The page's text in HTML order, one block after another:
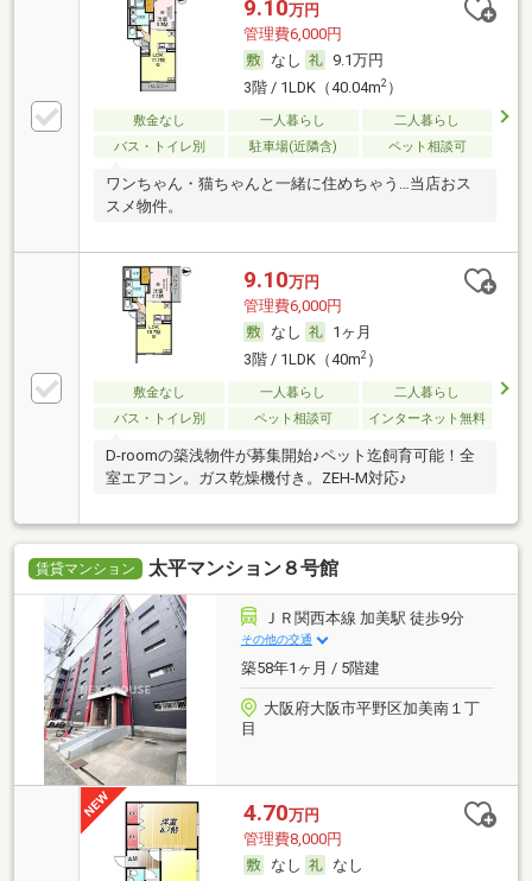
9.10万円
管理費6,000円
なし
9.1万円
3階 / 1LDK（40.04m2）
敷金なし 一人暮らし
二人暮らし
バス・トイレ別
駐車場(近隣含) ペット相談可
ワンちゃん・猫ちゃんと一緒に住めちゃう…当店おス
スメ物件。
9.10万円
管理費6,000円
なし
1ヶ月
3階 / 1LDK（40m2）
敷金なし 一人暮らし
二人暮らし
バス・トイレ別
ペット相談可 インターネット無料
D-roomの築浅物件が募集開始♪ペット迄飼育可能！全
室エアコン。ガス乾燥機付き。ZEH-M対応♪
賃貸マンション 太平マンション８号館
ＪＲ関西本線 加美駅 徒歩9分
その他の交通
築58年1ヶ月 / 5階建
大阪府大阪市平野区加美南１丁
目
4.70万円
管理費8,000円
なし
なし